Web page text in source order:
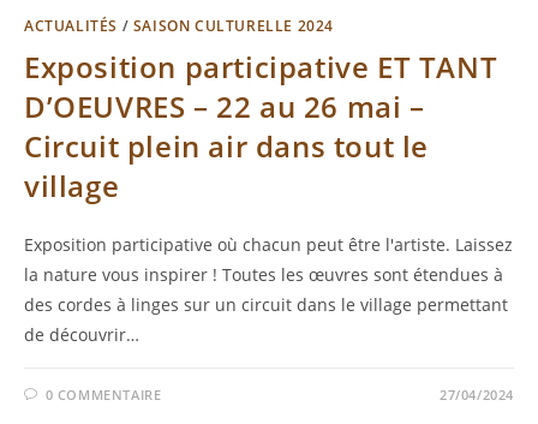
ACTUALITÉS / SAISON CULTURELLE 2024
Exposition participative ET TANT
D’OEUVRES – 22 au 26 mai –
Circuit plein air dans tout le
village
Exposition participative où chacun peut être l'artiste. Laissez
la nature vous inspirer ! Toutes les œuvres sont étendues à
des cordes à linges sur un circuit dans le village permettant
de découvrir…
0 COMMENTAIRE 27/04/2024